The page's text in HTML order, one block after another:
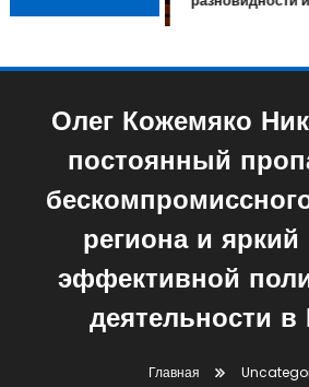
Олег Кожемяко
постоянный
региона и
эффективной
деятельности в
Главная